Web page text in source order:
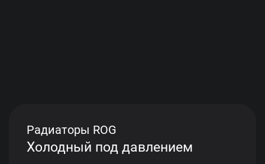
Радиаторы ROG
Холодный под давлением